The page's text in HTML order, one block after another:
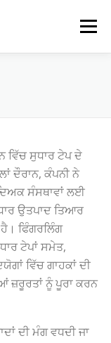
Menu
ਵਿੱਚ ਸੁਧਾਰ ਟੇਪ ਦੇ
ਦੌਰਾਨ, ਕੰਪਨੀ ਨੇ
ਸੰਸਥਾਵਾਂ ਲਈ
ਉਤਪਾਦ ਤਿਆਰ
ਫਿੰਗਰਲਿੰਗ
ਟੇਪਾਂ ਸਮੇਤ,
ਵਿੱਚ ਗਾਹਕਾਂ ਦੀ
ਜ਼ਰੂਰਤਾਂ ਨੂੰ ਪੂਰਾ ਕਰਨ
ਦੀ ਮੰਗ ਵਧਦੀ ਜਾ